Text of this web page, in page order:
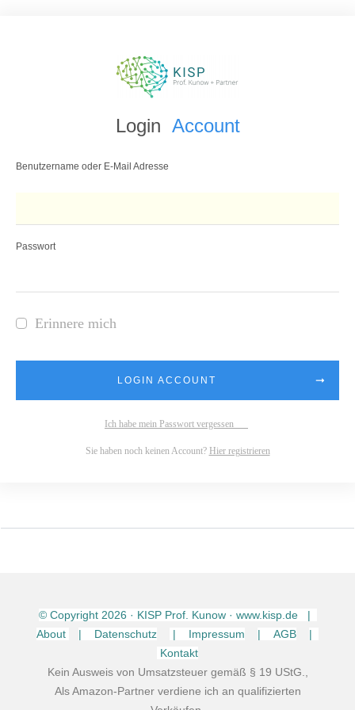
Login Account
Benutzername oder E-Mail Adresse
Passwort
Erinnere mich
LOGIN ACCOUNT
Ich habe mein Passwort vergessen
Sie haben noch keinen Account? Hier registrieren
© Copyright 2026 · KISP Prof. Kunow · www.kisp.de |
About
| Datenschutz | Impressum | AGB
|
Kontakt
Kein Ausweis von Umsatzsteuer gemäß § 19 UStG.,
Als Amazon-Partner verdiene ich an qualifizierten